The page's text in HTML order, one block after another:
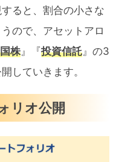
ると、割合の小さな
ので、アセットアロ
株』『投資信託 』の3
していきます。
リオ公開